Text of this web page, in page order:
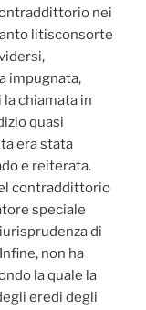
nei
litisconsorte
impugnata,
chiamata in
quasi
era stata
e reiterata.
contraddittorio
speciale
di
non ha
la quale la
eredi degli